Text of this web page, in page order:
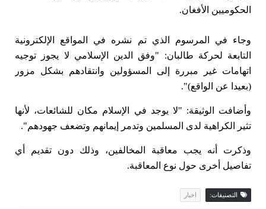
الحكوميين الأفغان.
وجاء في المرسوم الذي تم نشره في المواقع الإلكترونية
التابعة لحركة طالبان: "وفق الدين الإسلامي لا يجوز توجيه
اتهامات غير مبررة إلى المسؤولين وانتقادهم بشكل مزور
(بعيدا عن الواقع)".
وأضافت الوثيقة: "لا يوجد في الإسلام مكان للشائعات، لأنها
تثير الكراهية لدى المسلمين وتدمر إيمانهم وتضعف جهودهم".
وذكرت أنه يجب معاقبة المخالفين، وذلك دون تقديم أي
تفاصيل أخرى حول نوع المعاقبة.
التصنيفات: اخبار